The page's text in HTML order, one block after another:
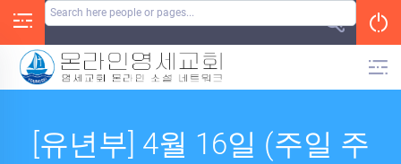
[유년부] 4월 16일 (주일 주